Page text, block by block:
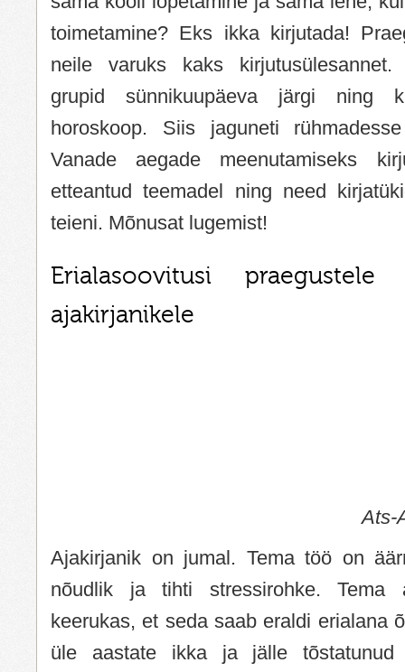
toimetamine? Eks ikka kirjutada!
neile varuks kaks kirjutusülesannet.
grupid sünnikuupäeva järgi ning
horoskoop. Siis jaguneti
Vanade aegade meenutamiseks
etteantud teemadel ning need
teieni. Mõnusat lugemist!
Erialasoovitusi
ajakirjanikele
Ats-
Ajakirjanik on jumal. Tema töö on
nõudlik ja tihti stressirohke. Tema
keerukas, et seda saab eraldi erialana
üle aastate ikka ja jälle